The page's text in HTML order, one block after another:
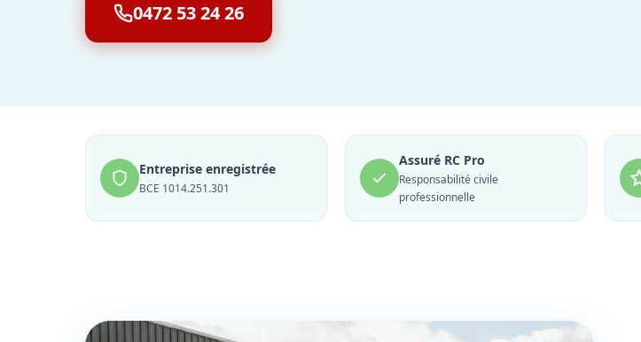
0472 53 24 26
Entreprise enregistrée
BCE 1014.251.301
Assuré RC Pro
Responsabilité civile
professionnelle